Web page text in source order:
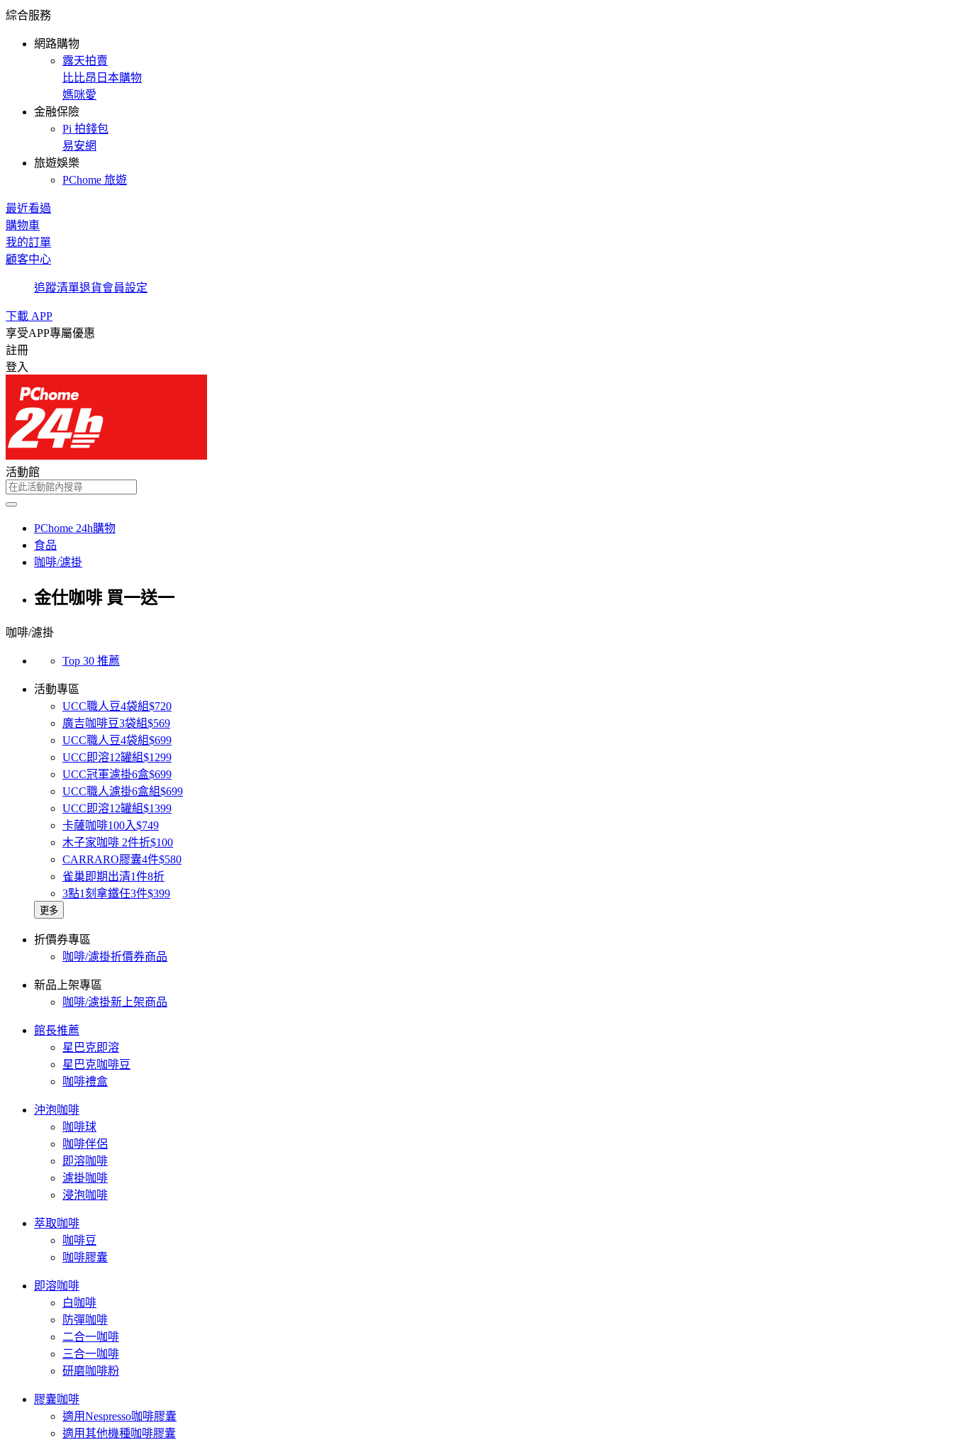
綜合服務
網路購物
露天拍賣
比比昂日本購物
媽咪愛
金融保險
Pi 拍錢包
易安網
旅遊娛樂
PChome 旅遊
最近看過
購物車
我的訂單
顧客中心
追蹤清單退貨會員設定
下載 APP
享受APP專屬優惠
註冊
登入
活動館
PChome 24h購物
食品
咖啡/濾掛
金仕咖啡 買一送一
咖啡/濾掛
Top 30 推薦
活動專區
UCC職人豆4袋組$720
廣吉咖啡豆3袋組$569
UCC職人豆4袋組$699
UCC即溶12罐組$1299
UCC冠軍濾掛6盒$699
UCC職人濾掛6盒組$699
UCC即溶12罐組$1399
卡薩咖啡100入$749
木子家咖啡 2件折$100
CARRARO膠囊4件$580
雀巢即期出清1件8折
3點1刻拿鐵任3件$399
更多
折價券專區
咖啡/濾掛折價券商品
新品上架專區
咖啡/濾掛新上架商品
館長推薦
星巴克即溶
星巴克咖啡豆
咖啡禮盒
沖泡咖啡
咖啡球
咖啡伴侶
即溶咖啡
濾掛咖啡
浸泡咖啡
萃取咖啡
咖啡豆
咖啡膠囊
即溶咖啡
白咖啡
防彈咖啡
二合一咖啡
三合一咖啡
研磨咖啡粉
膠囊咖啡
適用Nespresso咖啡膠囊
適用其他機種咖啡膠囊